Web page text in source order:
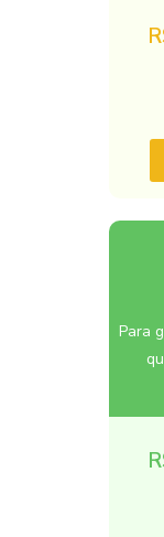
Para